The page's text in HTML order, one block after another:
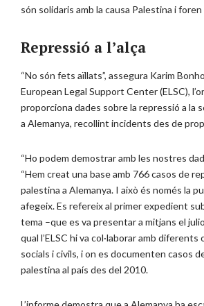
són solidaris amb la causa Palestina i
Repressió a l’alça
“No són fets aïllats”, assegura Karim
European Legal Support Center (ELSC),
proporciona dades sobre la repressió a la
a Alemanya, recollint incidents des de
“Ho podem demostrar amb les nostres
“Hem creat una base amb 766 casos de
palestina a Alemanya. I això és només la
afegeix. Es refereix al primer expedient
tema –que es va presentar a mitjans el
qual l’ELSC hi va col·laborar amb diferents
socials i civils, i on es documenten casos
palestina al país des del 2010.